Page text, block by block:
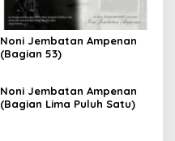
Noni Jembatan Ampenan
(Bagian 53)
Noni Jembatan Ampenan
(Bagian Lima Puluh Satu)